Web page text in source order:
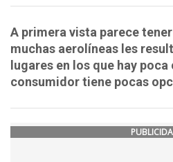
A primera vista parece
muchas aerolíneas les
lugares en los que hay
consumidor tiene pocas